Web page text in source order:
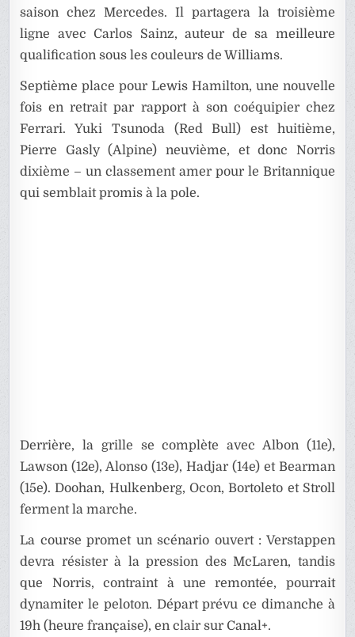
saison chez Mercedes. Il partagera la troisième
ligne avec Carlos Sainz, auteur de sa meilleure
qualification sous les couleurs de Williams.
Septième place pour Lewis Hamilton, une nouvelle
fois en retrait par rapport à son coéquipier chez
Ferrari. Yuki Tsunoda (Red Bull) est huitième,
Pierre Gasly (Alpine) neuvième, et donc Norris
dixième – un classement amer pour le Britannique
qui semblait promis à la pole.
Derrière, la grille se complète avec Albon (11e),
Lawson (12e), Alonso (13e), Hadjar (14e) et Bearman
(15e). Doohan, Hulkenberg, Ocon, Bortoleto et Stroll
ferment la marche.
La course promet un scénario ouvert : Verstappen
devra résister à la pression des McLaren, tandis
que Norris, contraint à une remontée, pourrait
dynamiter le peloton. Départ prévu ce dimanche à
19h (heure française), en clair sur Canal+.